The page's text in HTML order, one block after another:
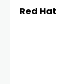
Red Hat